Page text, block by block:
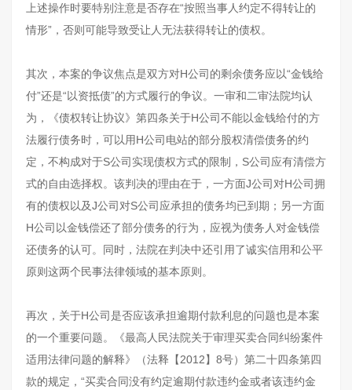
上述操作时要特别注意是否存在“按照当事人约定不得转让的
情形”，否则可能导致受让人无法获得转让的债权。
其次，本案的争议焦点是双方对H公司的剩余债务应以“金钱给
付”还是“以资抵债”的方式履行的争议。一审和二审法院均认
为，《债权转让协议》第四条关于H公司不能以金钱给付的方
法履行债务时，可以用H公司电站的部分股权清偿债务的约
定，不构成对于S公司实现债权方式的限制，S公司应有清偿方
式的自由选择权。该判决的理由在于，一方面J公司对H公司拥
有的债权以及J公司对S公司应承担的债务均已到期；另一方面
H公司以金钱偿还了部分债务的行为，应视为债务人对金钱偿
还债务的认可。同时，法院在判决中还引用了诚实信用和公平
原则这两个民事法律领域的基本原则。
再次，关于H公司是否应该承担逾期付款利息的问题也是本案
的一个重要问题。《最高人民法院关于审理买卖合同纠纷案件
适用法律问题的解释》（法释【2012】8号）第二十四条第四
款的规定，“买卖合同没有约定逾期付款违约金或者该违约金